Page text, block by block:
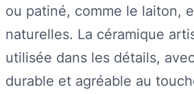
ou patiné, comme le laiton,
naturelles. La céramique
utilisée dans les détails,
durable et agréable au